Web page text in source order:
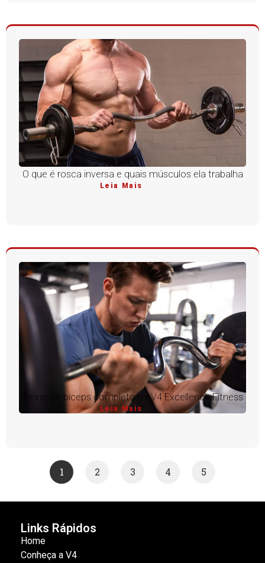
O que é rosca inversa e quais músculos ela trabalha
Leia Mais
Treino de bíceps completo na V4 Excellence Fitness
Leia Mais
1 2 3 4 5
Links Rápidos
Home
Conheça a V4